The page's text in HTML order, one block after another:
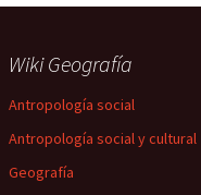
Wiki Geografía
Antropología social
Antropología social y cultural
Geografía